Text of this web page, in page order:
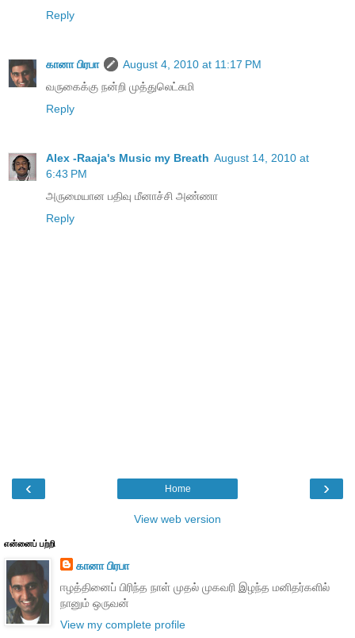
Reply
கானா பிரபா
August 4, 2010 at 11:17 PM
வருகைக்கு நன்றி முத்துலெட்சுமி
Reply
Alex -Raaja's Music my Breath August 14, 2010 at
6:43 PM
அருமையான பதிவு மீனாச்சி அண்ணா
Reply
‹ ›
Home
View web version
என்னைப் பற்றி
கானா பிரபா
ஈழத்தினைப் பிரிந்த நாள் முதல் முகவரி இழந்த மனிதர்களில்
நானும் ஒருவன்
View my complete profile